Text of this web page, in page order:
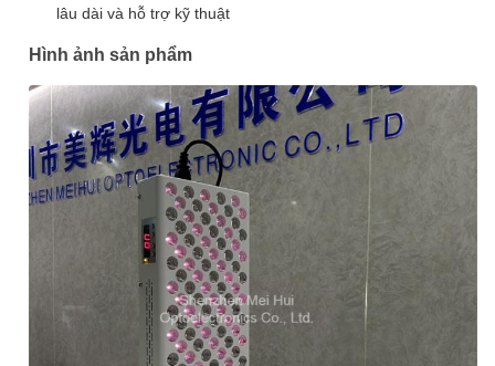
lâu dài và hỗ trợ kỹ thuật
Hình ảnh sản phẩm